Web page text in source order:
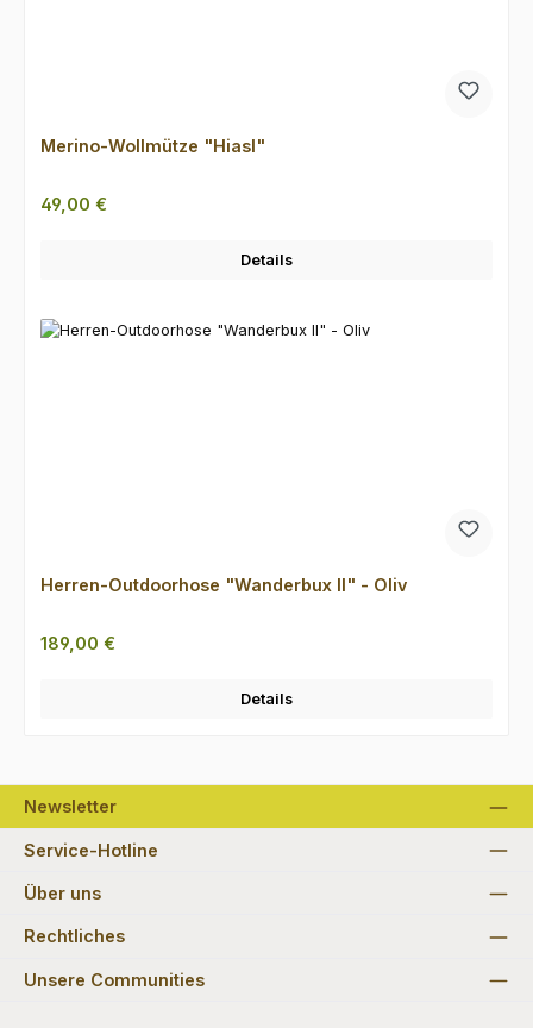
Merino-Wollmütze "Hiasl"
Regulärer Preis:
49,00 €
Details
Herren-Outdoorhose "Wanderbux II" - Oliv
Regulärer Preis:
189,00 €
Details
Newsletter
Service-Hotline
Über uns
Rechtliches
Unsere Communities